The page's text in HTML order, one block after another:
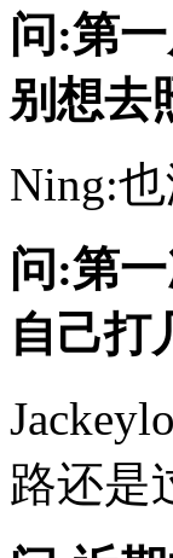
问:第
别想去
Ning:
问:第
自己打
路还是